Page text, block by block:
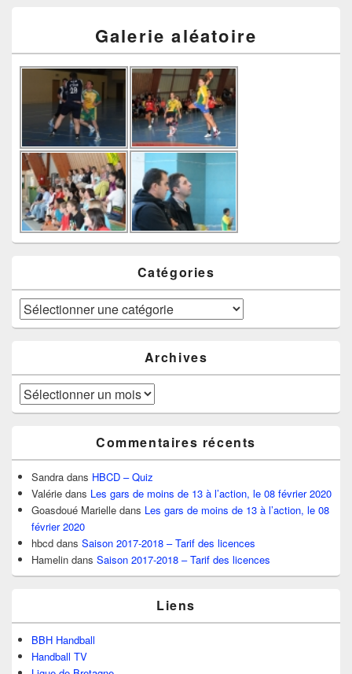
Galerie aléatoire
Catégories
Catégories
Archives
Archives
Commentaires récents
Sandra dans HBCD – Quiz
Valérie dans Les gars de moins de 13 à l’action, le 08 février 2020
Goasdoué Marielle dans Les gars de moins de 13 à l’action, le 08
février 2020
hbcd dans Saison 2017-2018 – Tarif des licences
Hamelin dans Saison 2017-2018 – Tarif des licences
Liens
BBH Handball
Handball TV